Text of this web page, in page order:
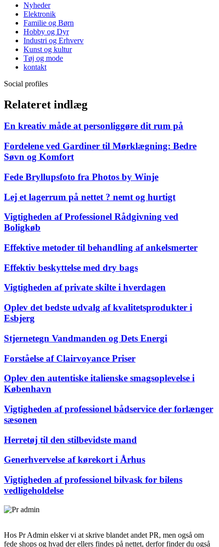
Nyheder
Elektronik
Familie og Børn
Hobby og Dyr
Industri og Erhverv
Kunst og kultur
Tøj og mode
kontakt
Social profiles
Relateret indlæg
En kreativ måde at personliggøre dit rum på
Fordelene ved Gardiner til Mørklægning: Bedre
Søvn og Komfort
Fede Bryllupsfoto fra Photos by Winje
Lej et lagerrum på nettet ? nemt og hurtigt
Vigtigheden af Professionel Rådgivning ved
Boligkøb
Effektive metoder til behandling af ankelsmerter
Effektiv beskyttelse med dry bags
Vigtigheden af private skilte i hverdagen
Oplev det bedste udvalg af kvalitetsprodukter i
Esbjerg
Stjernetegn Vandmanden og Dets Energi
Forståelse af Clairvoyance Priser
Oplev den autentiske italienske smagsoplevelse i
København
Vigtigheden af professionel bådservice der forlænger
sæsonen
Herretøj til den stilbevidste mand
Generhvervelse af kørekort i Århus
Vigtigheden af professionel bilvask for bilens
vedligeholdelse
Hos Pr Admin elsker vi at skrive blandet andet PR, men også om
fede shops og hvad der ellers findes på nettet, derfor finder du også